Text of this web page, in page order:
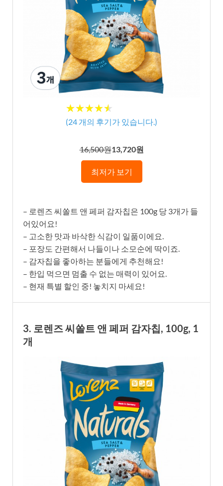
★★★★★
★★★★★
(24 개의 후기가 있습니다.)
16,500원13,720원
최저가 보기
– 로렌즈 씨쏠트 앤 페퍼 감자칩은 100g 당 3개가 들
어있어요!
– 고소한 맛과 바삭한 식감이 일품이에요.
– 포장도 간편해서 나들이나 소모순에 딱이죠.
– 감자칩을 좋아하는 분들에게 추천해요!
– 한입 먹으면 멈출 수 없는 매력이 있어요.
– 현재 특별 할인 중! 놓치지 마세요!
3. 로렌즈 씨쏠트 앤 페퍼 감자칩, 100g, 1
개